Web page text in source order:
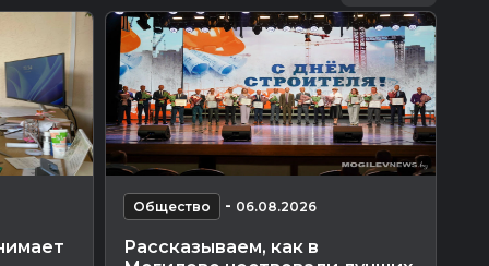
Общество - 06.08.2026
Рассказываем, как в